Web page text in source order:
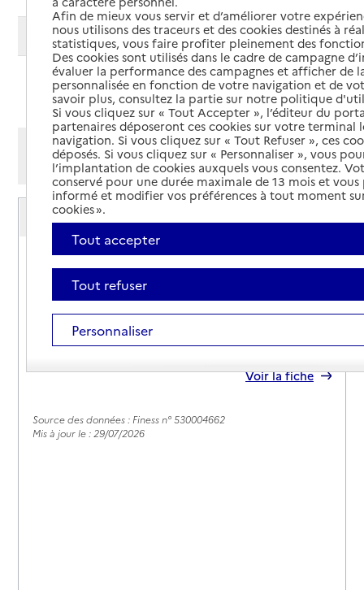
Modifier ma recherche
Ajouter cette recherche aux favoris
Afficher les résultats par:
Mode liste
Mode carte
Service autonomie à domicile (aide)
ADMR Erve et Charnie
Adresse
6 rue du Petit Rocher
53270-Sainte-Suzanne-et-Chammes
02 43 01 78 17
Contact
Rapport HAS
Voir la fiche
Source des données : Finess n° 530004662
Mis à jour le : 29/07/2026
Afin de mieux vous servir et d’améliorer votre
nous utilisons des traceurs et des cookies destinés à
statistiques, vous faire profiter pleinement des
Des cookies sont utilisés dans le cadre de campagne
évaluer la performance des campagnes et afficher de
personnalisée en fonction de votre navigation et de
savoir plus, consultez la partie sur notre politique
Si vous cliquez sur « Tout Accepter », l’éditeur du
partenaires déposeront ces cookies sur votre terminal
navigation. Si vous cliquez sur « Tout Refuser », ces
déposés. Si vous cliquez sur « Personnaliser », vous
l’implantation de cookies auxquels vous consentez.
conservé pour une durée maximale de 13 mois et
informé et modifier vos préférences à tout moment
cookies ».
Tout accepter
Tout refuser
Personnaliser